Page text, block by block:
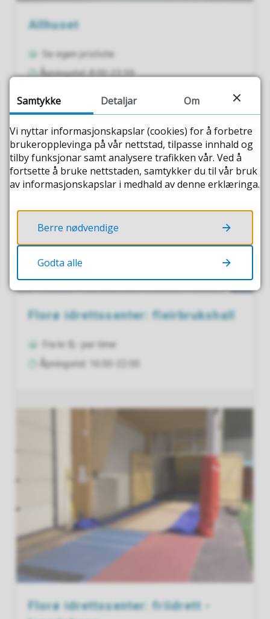
Samtykke Detaljar Om
Vi nyttar informasjonskapslar (cookies) for å forbetre
brukeropplevinga på vår nettstad, tilpasse innhald og
tilby funksjonar samt analysere trafikken vår. Ved å
fortsette å bruke nettstaden, samtykker du til vår bruk
av informasjonskapslar i medhald av denne erklæringa.
Berre nødvendige
Godta alle